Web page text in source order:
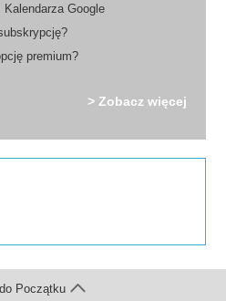
Kalendarza Google
premium?
> Zobacz więcej
Początku